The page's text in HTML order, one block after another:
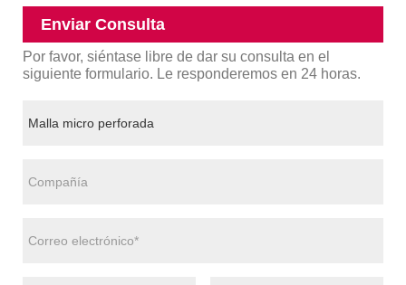
Enviar Consulta
Por favor, siéntase libre de dar su consulta en el
siguiente formulario. Le responderemos en 24 horas.